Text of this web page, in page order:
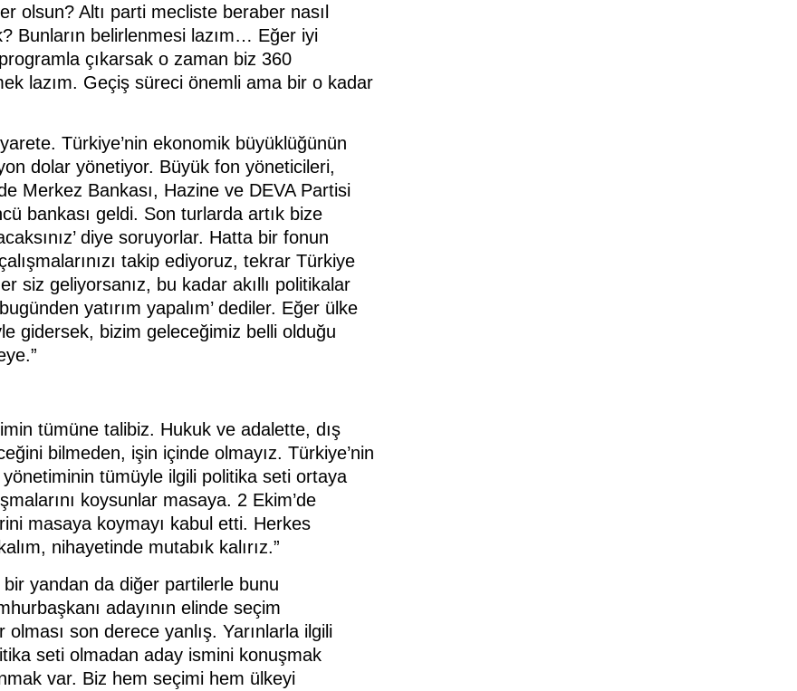
olsun? Altı parti mecliste beraber nasıl
Bunların belirlenmesi lazım… Eğer iyi
çıkarsak o zaman biz 360
lazım. Geçiş süreci önemli ama bir o kadar
Türkiye’nin ekonomik büyüklüğünün
dolar yönetiyor. Büyük fon yöneticileri,
Merkez Bankası, Hazine ve DEVA Partisi
bankası geldi. Son turlarda artık bize
diye soruyorlar. Hatta bir fonun
takip ediyoruz, tekrar Türkiye
siz geliyorsanız, bu kadar akıllı politikalar
yatırım yapalım’ dediler. Eğer ülke
gidersek, bizim geleceğimiz belli olduğu
tümüne talibiz. Hukuk ve adalette, dış
bilmeden, işin içinde olmayız. Türkiye’nin
tümüyle ilgili politika seti ortaya
koysunlar masaya. 2 Ekim’de
masaya koymayı kabul etti. Herkes
nihayetinde mutabık kalırız.”
yandan da diğer partilerle bunu
adayının elinde seçim
son derece yanlış. Yarınlarla ilgili
seti olmadan aday ismini konuşmak
var. Biz hem seçimi hem ülkeyi